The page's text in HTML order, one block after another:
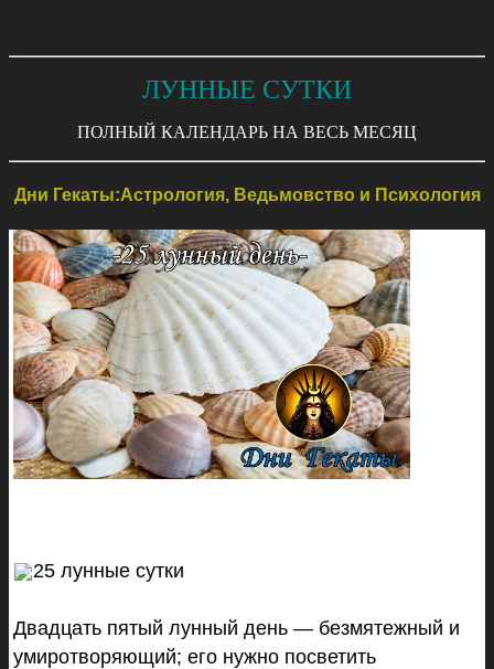
ЛУННЫЕ СУТКИ
ПОЛНЫЙ КАЛЕНДАРЬ НА ВЕСЬ МЕСЯЦ
Дни Гекаты:Астрология, Ведьмовство и Психология
25 лунные сутки
Двадцать пятый лунный день — безмятежный и
умиротворяющий; его нужно посветить